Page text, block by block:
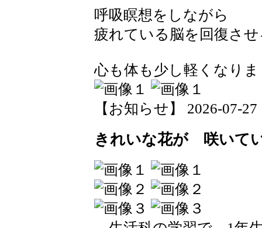
呼吸瞑想をしながら
疲れている脳を回復さ
心も体も少し軽くなり
【お知らせ】 2026-07-27
きれいな花が 咲いて